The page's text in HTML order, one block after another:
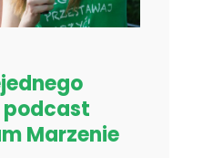
Marzenie